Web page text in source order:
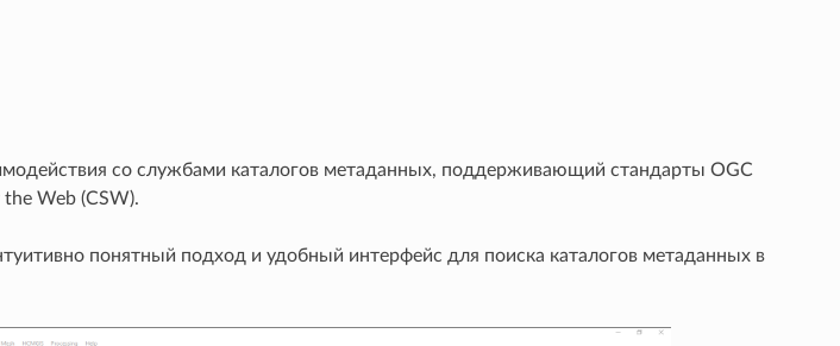
со службами каталогов метаданных, поддерживающий стандарты OGC
Web (CSW).
понятный подход и удобный интерфейс для поиска каталогов метаданных в